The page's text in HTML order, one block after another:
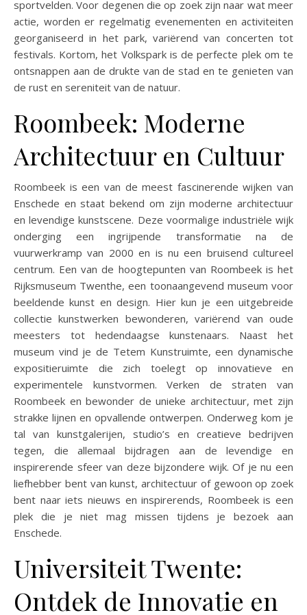
sportvelden. Voor degenen die op zoek zijn naar wat meer
actie, worden er regelmatig evenementen en activiteiten
georganiseerd in het park, variërend van concerten tot
festivals. Kortom, het Volkspark is de perfecte plek om te
ontsnappen aan de drukte van de stad en te genieten van
de rust en sereniteit van de natuur.
Roombeek: Moderne
Architectuur en Cultuur
Roombeek is een van de meest fascinerende wijken van
Enschede en staat bekend om zijn moderne architectuur
en levendige kunstscene. Deze voormalige industriële wijk
onderging een ingrijpende transformatie na de
vuurwerkramp van 2000 en is nu een bruisend cultureel
centrum. Een van de hoogtepunten van Roombeek is het
Rijksmuseum Twenthe, een toonaangevend museum voor
beeldende kunst en design. Hier kun je een uitgebreide
collectie kunstwerken bewonderen, variërend van oude
meesters tot hedendaagse kunstenaars. Naast het
museum vind je de Tetem Kunstruimte, een dynamische
expositieruimte die zich toelegt op innovatieve en
experimentele kunstvormen. Verken de straten van
Roombeek en bewonder de unieke architectuur, met zijn
strakke lijnen en opvallende ontwerpen. Onderweg kom je
tal van kunstgalerijen, studio’s en creatieve bedrijven
tegen, die allemaal bijdragen aan de levendige en
inspirerende sfeer van deze bijzondere wijk. Of je nu een
liefhebber bent van kunst, architectuur of gewoon op zoek
bent naar iets nieuws en inspirerends, Roombeek is een
plek die je niet mag missen tijdens je bezoek aan
Enschede.
Universiteit Twente:
Ontdek de Innovatie en